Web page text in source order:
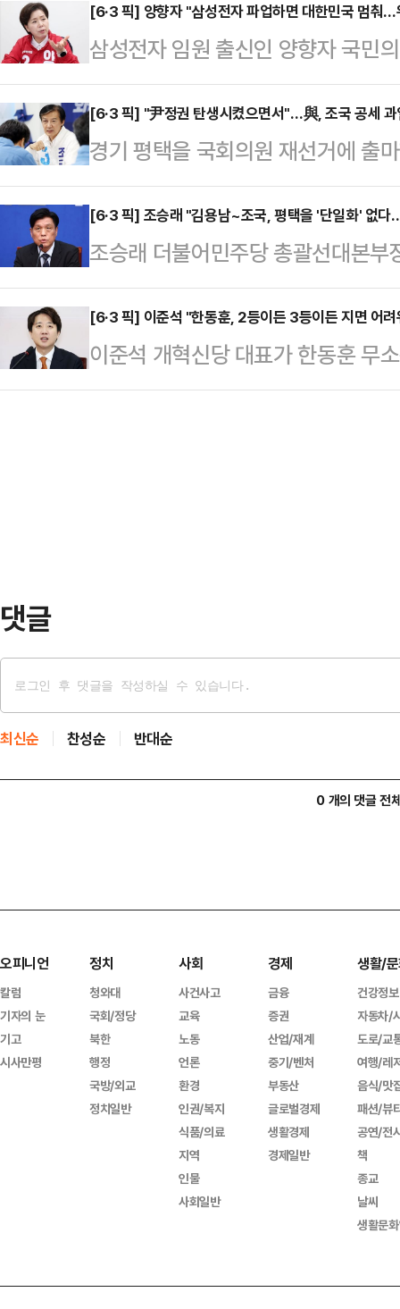
주거 문제 관련 현장 간담회를 진행
의된 바 없다"면서도 정책 연대 가
와 김정철 후보, 이준석 대표는 16
문해 청년 주거 현장 간담회를 가
후 실거주자가 아니면 주택을 매입
화되기 시…
[6·3 픽] 양향자 "삼성전자 파업하면 대한민국 멈춰
삼성전자 임원 출신인 양향자 국민
파업에 대해 "국가 기간 산업을 멈
다.양향자 후보는 16일 선거사무소
대한민국 생존의 문제"라며 이같이
유재산이 아니다. 1980년대 황무
든 신화이자 한국 경제를 지탱하는
업에 세금 감면과 전력 및 용수 우
그 때문"이라고 말…
[6·3 픽] "尹정권 탄생시켰으면서"…與, 조국 공세 과
경기 평택을 국회의원 재선거에 출
어민주당의 심기를 건드리는 분위
왔지만, 더불어민주당 후보에 대해
이 나왔기 때문이다. 급기야 조 후
주장까지 나왔다.박균택 민주당 의
"김용남 후보의 국민의힘 시절 발
석열 정권 탄생의 책임부터 진지하
다"고 촉구했다.이어 "조 후보는 …
[6·3 픽] 조승래 "김용남~조국, 평택을 '단일화' 없다
조승래 더불어민주당 총괄선대본
러싼 범여권 단일화 가능성에 대해
남 민주당 후보의 개소식에 참석해
15일 국회에서 열린 기자간담회에
대해 "단일화 논의를 진행하고 있
[6·3 픽] 이준석 "한동훈, 2등이든 3등이든 지면 어
이준석 개혁신당 대표가 한동훈 무
등이든, 3등이든 지는 결과는 (정치
댓글
최신순 찬성순 반대순
0 개의 댓글 전
오피니언
칼럼
기자의 눈
기고
시사만평
정치
청와대
국회/정당
북한
행정
국방/외교
정치일반
사회
사건사고
교육
노동
언론
환경
인권/복지
식품/의료
지역
인물
사회일반
경제
금융
증권
산업/재계
중기/벤처
부동산
글로벌경제
생활경제
경제일반
생활/
건강정보
자동차/
도로/교
여행/레
음식/맛
패션/뷰
공연/전
책
종교
날씨
생활문